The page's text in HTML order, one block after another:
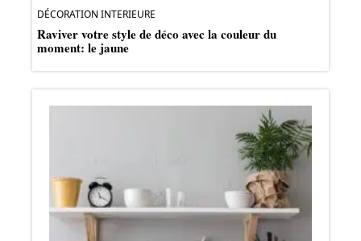
DÉCORATION INTERIEURE
Raviver votre style de déco avec la couleur du
moment: le jaune